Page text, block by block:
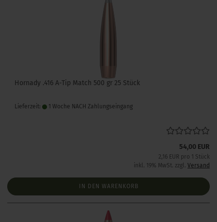
Hornady .416 A-Tip Match 500 gr 25 Stück
Lieferzeit: 1 Woche NACH Zahlungseingang
54,00 EUR
2,16 EUR pro 1 Stück
inkl. 19% MwSt. zzgl. Versand
IN DEN WARENKORB